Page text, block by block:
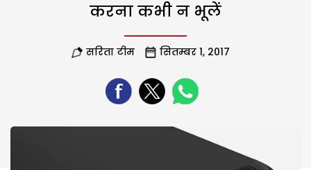
करना कभी न भूलें
सरिता टीम सितम्बर 1, 2017